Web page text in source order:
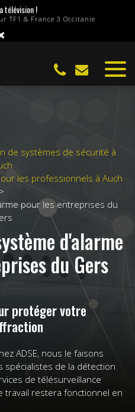
télévision !
TF1 & France 3 Occitanie
de systèmes de sécurité à
les professionnels à Auch
pour les entreprises du
d'alarme
du Gers
protéger votre
ADSE, nous le faisons
spécialistes de la détection
de télésurveillance
travail restera fonctionnel en